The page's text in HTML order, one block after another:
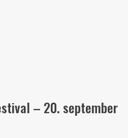
– 20. september